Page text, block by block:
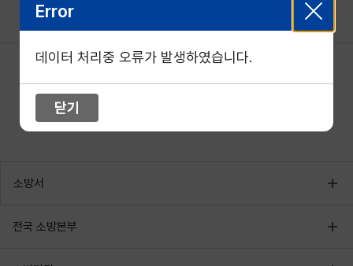
소방서
전국 소방본부
Error
데이터 처리중 오류가 발생하였습니다.
닫기